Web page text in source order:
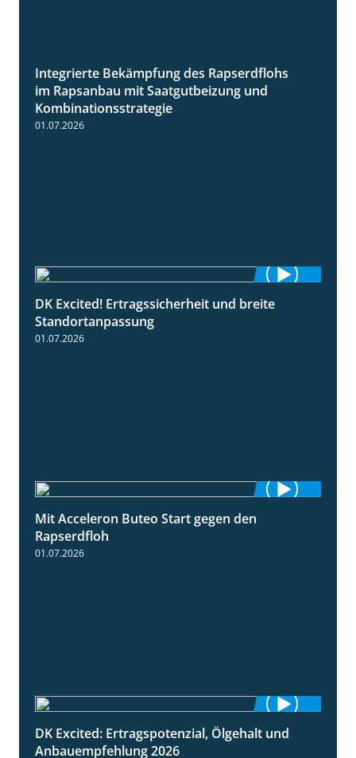
2:31
Integrierte Bekämpfung des Rapserdflohs
im Rapsanbau mit Saatgutbeizung und
Kombinationsstrategie
01.07.2026
2:41
DK Excited! Ertragssicherheit und breite
Standortanpassung
01.07.2026
Mit Acceleron Buteo Start gegen den
Rapserdfloh
01.07.2026
1:46
DK Excited: Ertragspotenzial, Ölgehalt und
Anbauempfehlung 2026